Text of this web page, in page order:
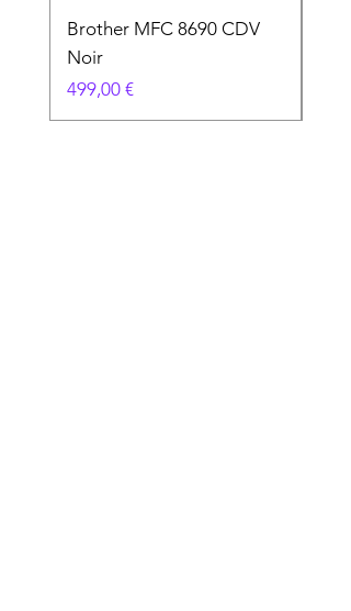
Brother MFC 8690 CDV
Noir
Prix
499,00 €